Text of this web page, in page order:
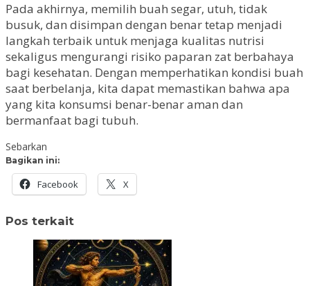
Pada akhirnya, memilih buah segar, utuh, tidak
busuk, dan disimpan dengan benar tetap menjadi
langkah terbaik untuk menjaga kualitas nutrisi
sekaligus mengurangi risiko paparan zat berbahaya
bagi kesehatan. Dengan memperhatikan kondisi buah
saat berbelanja, kita dapat memastikan bahwa apa
yang kita konsumsi benar-benar aman dan
bermanfaat bagi tubuh.
Sebarkan
Bagikan ini:
Facebook X
Pos terkait